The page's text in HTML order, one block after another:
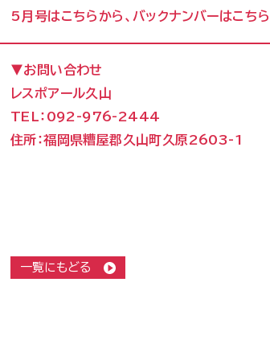
5月号はこちら から、バックナンバーはこちら
▼お問い合わせ
レスポアール久山
TEL：092-976-2444
住所：福岡県糟屋郡久山町久原2603-1
一覧にもどる